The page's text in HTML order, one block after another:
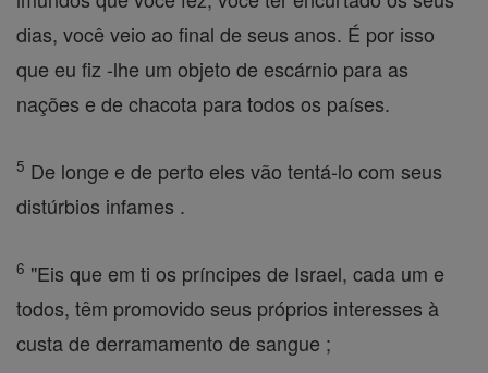
dias, você veio ao final de seus anos. É por isso
que eu fiz -lhe um objeto de escárnio para as
nações e de chacota para todos os países.
5 De longe e de perto eles vão tentá-lo com seus
distúrbios infames .
6 "Eis que em ti os príncipes de Israel, cada um e
todos, têm promovido seus próprios interesses à
custa de derramamento de sangue ;